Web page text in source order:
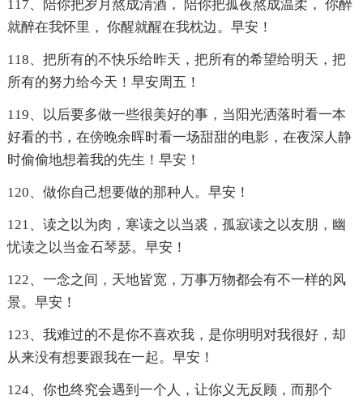
117、陪你把岁月熬成清酒， 陪你把孤夜熬成温柔， 你醉
就醉在我怀里， 你醒就醒在我枕边。早安！
118、把所有的不快乐给昨天，把所有的希望给明天，把
所有的努力给今天！早安周五！
119、以后要多做一些很美好的事，当阳光洒落时看一本
好看的书，在傍晚余晖时看一场甜甜的电影，在夜深人静
时偷偷地想着我的先生！早安！
120、做你自己想要做的那种人。早安！
121、读之以为肉，寒读之以当裘，孤寂读之以友朋，幽
忧读之以当金石琴瑟。早安！
122、一念之间，天地皆宽，万事万物都会有不一样的风
景。早安！
123、我难过的不是你不喜欢我，是你明明对我很好，却
从来没有想要跟我在一起。早安！
124、你也终究会遇到一个人，让你义无反顾，而那个